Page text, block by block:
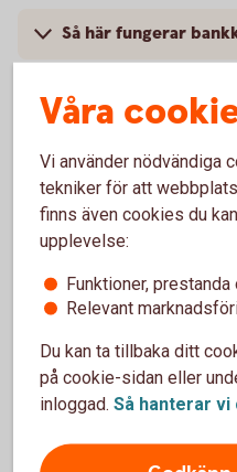
Så här fungerar
Råd och tips
Villkor kort
Komplettera ditt kort
Spärra kortet
Förlorat ditt
Våra
Vi använder nödvändiga
tekniker för att
finns även cookies du
upplevelse:
Funktioner,
Relevant
Du kan ta tillbaka ditt
på cookie-sidan eller
inloggad. Så hanterar vi